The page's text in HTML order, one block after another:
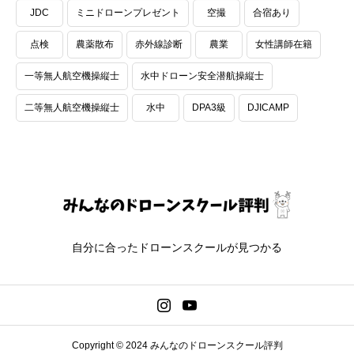
JDC ミニドローンプレゼント 空撮 合宿あり
点検 農薬散布 赤外線診断 農業 女性講師在籍
一等無人航空機操縦士 水中ドローン安全潜航操縦士
二等無人航空機操縦士 水中 DPA3級 DJICAMP
自分に合ったドローンスクールが見つかる
Copyright © 2024 みんなのドローンスクール評判